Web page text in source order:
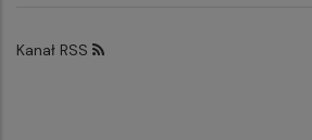
Kanał RSS